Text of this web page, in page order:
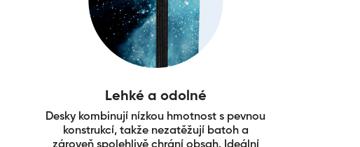
Lehké a odolné
Desky kombinují nízkou hmotnost s pevnou
konstrukcí, takže nezatěžují batoh a
zároveň spolehlivě chrání obsah. Ideální